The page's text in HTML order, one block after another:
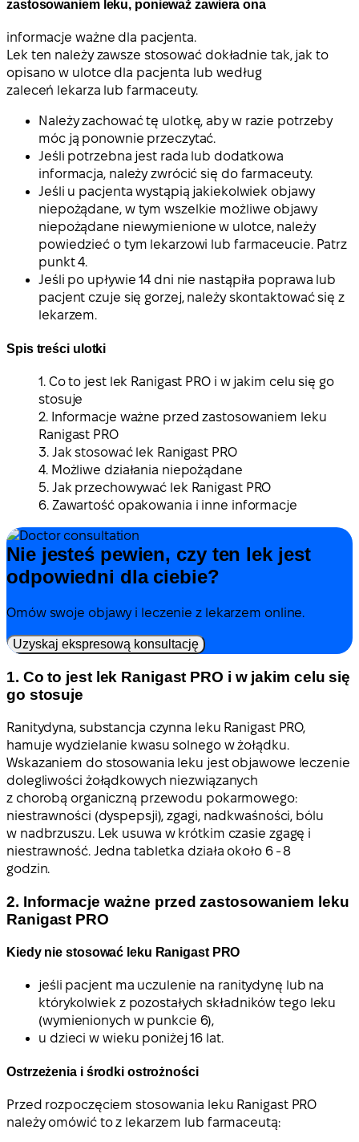
zastosowaniem leku, ponieważ zawiera ona
informacje ważne dla pacjenta.
Lek ten należy zawsze stosować dokładnie tak, jak to
opisano w ulotce dla pacjenta lub według
zaleceń lekarza lub farmaceuty.
Należy zachować tę ulotkę, aby w razie potrzeby
móc ją ponownie przeczytać.
Jeśli potrzebna jest rada lub dodatkowa
informacja, należy zwrócić się do farmaceuty.
Jeśli u pacjenta wystąpią jakiekolwiek objawy
niepożądane, w tym wszelkie możliwe objawy
niepożądane niewymienione w ulotce, należy
powiedzieć o tym lekarzowi lub farmaceucie. Patrz
punkt 4.
Jeśli po upływie 14 dni nie nastąpiła poprawa lub
pacjent czuje się gorzej, należy skontaktować się z
lekarzem.
Spis treści ulotki
1. Co to jest lek Ranigast PRO i w jakim celu się go
stosuje
2. Informacje ważne przed zastosowaniem leku
Ranigast PRO
3. Jak stosować lek Ranigast PRO
4. Możliwe działania niepożądane
5. Jak przechowywać lek Ranigast PRO
6. Zawartość opakowania i inne informacje
Nie jesteś pewien, czy ten lek jest
odpowiedni dla ciebie?
Omów swoje objawy i leczenie z lekarzem online.
Uzyskaj ekspresową konsultację
1. Co to jest lek Ranigast PRO i w jakim celu się
go stosuje
Ranitydyna, substancja czynna leku Ranigast PRO,
hamuje wydzielanie kwasu solnego w żołądku.
Wskazaniem do stosowania leku jest objawowe leczenie
dolegliwości żołądkowych niezwiązanych
z chorobą organiczną przewodu pokarmowego:
niestrawności (dyspepsji), zgagi, nadkwaśności, bólu
w nadbrzuszu. Lek usuwa w krótkim czasie zgagę i
niestrawność. Jedna tabletka działa około 6 - 8
godzin.
2. Informacje ważne przed zastosowaniem leku
Ranigast PRO
Kiedy nie stosować leku Ranigast PRO
jeśli pacjent ma uczulenie na ranitydynę lub na
którykolwiek z pozostałych składników tego leku
(wymienionych w punkcie 6),
u dzieci w wieku poniżej 16 lat.
Ostrzeżenia i środki ostrożności
Przed rozpoczęciem stosowania leku Ranigast PRO
należy omówić to z lekarzem lub farmaceutą: